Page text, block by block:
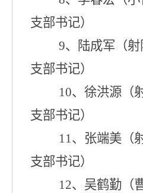
支部书记）
9、陆成军 （
支部书记）
10、徐洪源（
支部书记）
11、张端美 （
支部书记）
12、吴鹤勤 （